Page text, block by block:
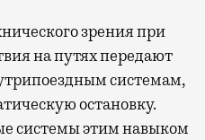
зрения при
на путях передают
системам,
остановку.
системы этим навыком